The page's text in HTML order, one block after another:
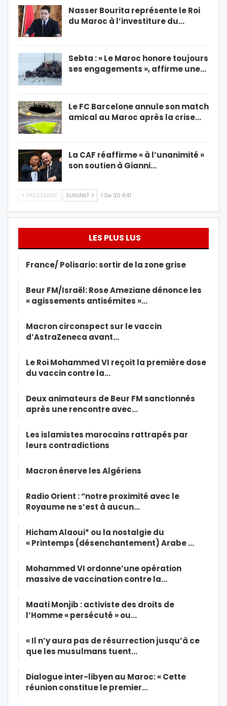
Nasser Bourita représente le Roi
du Maroc à l’investiture du…
Sebta : « Le Maroc honore toujours
ses engagements », affirme une…
Le FC Barcelone annule son match
amical au Maroc après la crise…
La CAF réaffirme « à l’unanimité »
son soutien à Gianni…
PRÉCÉDENT SUIVANT 1 De 30 841
LES PLUS LUS
France/ Polisario: sortir de la zone grise
Beur FM/Israël: Rose Ameziane dénonce les
« agissements antisémites »…
Macron circonspect sur le vaccin
d’AstraZeneca avant…
Le Roi Mohammed VI reçoit la première dose
du vaccin contre la…
Deux animateurs de Beur FM sanctionnés
après une rencontre avec…
Les islamistes marocains rattrapés par
leurs contradictions
Macron énerve les Algériens
Radio Orient : “notre proximité avec le
Royaume ne s’est à aucun…
Hicham Alaoui* ou la nostalgie du
« Printemps (désenchantement) Arabe …
Mohammed VI ordonne’une opération
massive de vaccination contre la…
Maati Monjib : activiste des droits de
l’Homme « persécuté » ou…
« Il n’y aura pas de résurrection jusqu’à ce
que les musulmans tuent…
Dialogue inter-libyen au Maroc: « Cette
réunion constitue le premier…